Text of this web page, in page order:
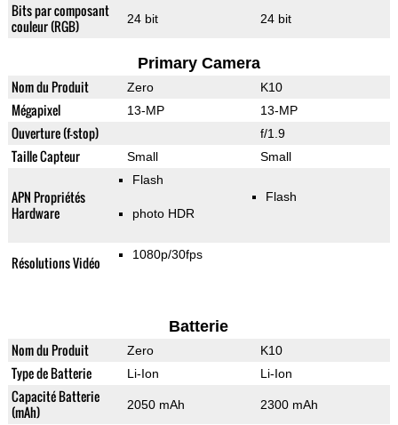
Bits par composant
couleur (RGB)
24 bit 24 bit
Primary Camera
Nom du Produit Zero K10
Mégapixel 13-MP 13-MP
Ouverture (f-stop) f/1.9
Taille Capteur Small Small
APN Propriétés
Hardware
Flash
photo HDR
Flash
Résolutions Vidéo 1080p/30fps
Batterie
Nom du Produit Zero K10
Type de Batterie Li-Ion Li-Ion
Capacité Batterie
(mAh)
2050 mAh 2300 mAh